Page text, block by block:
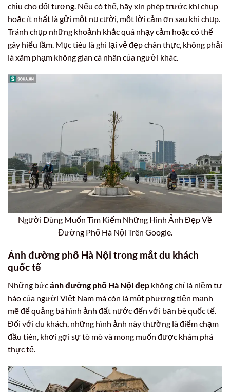
chịu cho đối tượng. Nếu có thể, hãy xin phép trước khi chụp
hoặc ít nhất là gửi một nụ cười, một lời cảm ơn sau khi chụp.
Tránh chụp những khoảnh khắc quá nhạy cảm hoặc có thể
gây hiểu lầm. Mục tiêu là ghi lại vẻ đẹp chân thực, không phải
là xâm phạm không gian cá nhân của người khác.
Người Dùng Muốn Tìm Kiếm Những Hình Ảnh Đẹp Về
Đường Phố Hà Nội Trên Google.
Ảnh đường phố Hà Nội trong mắt du khách
quốc tế
Những bứcảnh đường phố Hà Nội đẹp không chỉ là niềm tự
hào của người Việt Nam mà còn là một phương tiện mạnh
mẽ để quảng bá hình ảnh đất nước đến với bạn bè quốc tế.
Đối với du khách, những hình ảnh này thường là điểm chạm
đầu tiên, khơi gợi sự tò mò và mong muốn được khám phá
thực tế.